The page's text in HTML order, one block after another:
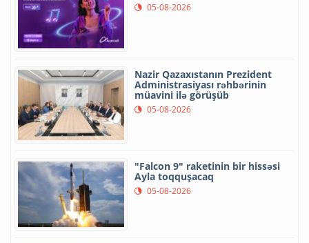
05-08-2026
Nazir Qazaxıstanın Prezident
Administrasiyası rəhbərinin
müavini ilə görüşüb
05-08-2026
"Falcon 9" raketinin bir hissəsi
Ayla toqquşacaq
05-08-2026